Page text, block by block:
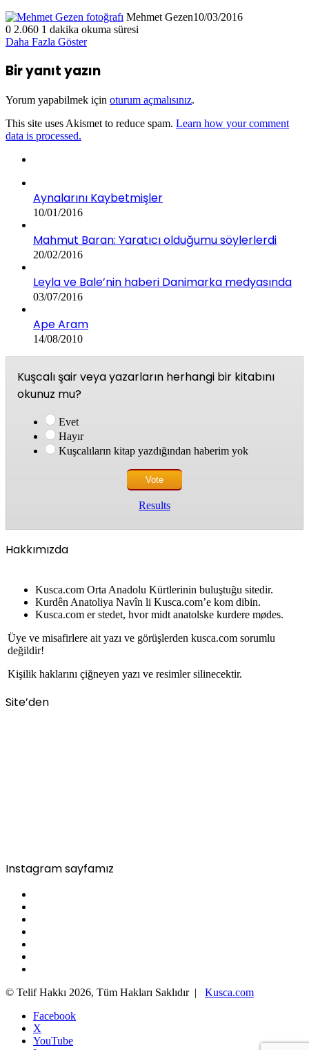
Mehmet Gezen10/03/2016
0 2.060 1 dakika okuma süresi
Daha Fazla Göster
Bir yanıt yazın
Yorum yapabilmek için oturum açmalısınız.
This site uses Akismet to reduce spam. Learn how your comment
data is processed.
Aynalarını Kaybetmişler
10/01/2016
Mahmut Baran: Yaratıcı olduğumu söylerlerdi
20/02/2016
Leyla ve Bale’nin haberi Danimarka medyasında
03/07/2016
Ape Aram
14/08/2010
Kuşcalı şair veya yazarların herhangi bir kitabını
okunuz mu?
Evet
Hayır
Kuşcalıların kitap yazdığından haberim yok
Results
Hakkımızda
Kusca.com Orta Anadolu Kürtlerinin buluştuğu sitedir.
Kurdên Anatoliya Navîn li Kusca.com’e kom dibin.
Kusca.com er stedet, hvor midt anatolske kurdere mødes.
Üye ve misafirlere ait yazı ve görüşlerden kusca.com sorumlu
değildir!
Kişilik haklarını çiğneyen yazı ve resimler silinecektir.
Site’den
Instagram sayfamız
© Telif Hakkı 2026, Tüm Hakları Saklıdır | Kusca.com
Facebook
X
YouTube